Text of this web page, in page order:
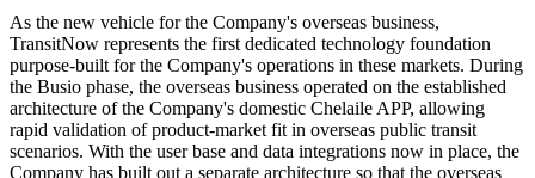
application for overseas markets. TransitNow went live on both iOS
and Android in mid-April 2026, initially covering 10+ cities and
regions — including Hong Kong SAR, Singapore, Melbourne,
Sydney, Kuala Lumpur, Penang, Kuantan and Johor Bahru —
across multiple cities in Asia and Australia. As a smart commuting
companion for overseas commuters, TransitNow provides real-time
bus and metro information, travel route planning, and quick lookup